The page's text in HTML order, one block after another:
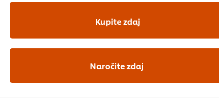
Kupite zdaj
Naročite zdaj